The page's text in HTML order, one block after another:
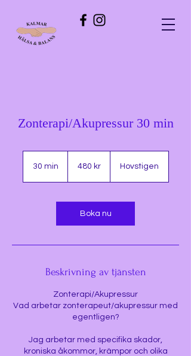
Zonterapi/Akupressur 30 min
30 min
i
kronor480 kr Hovstigen
Boka nu
Beskrivning av tjänsten
Zonterapi/Akupressur
Vad arbetar zonterapeut/akupressur med
egentligen?
Jag arbetar med specifika skador,
kroniska åkommor, krämpor och olika